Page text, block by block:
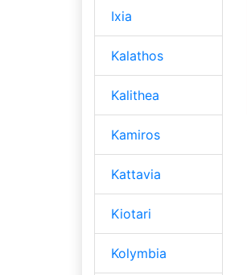
Ixia
Kalathos
Kalithea
Kamiros
Kattavia
Kiotari
Kolymbia